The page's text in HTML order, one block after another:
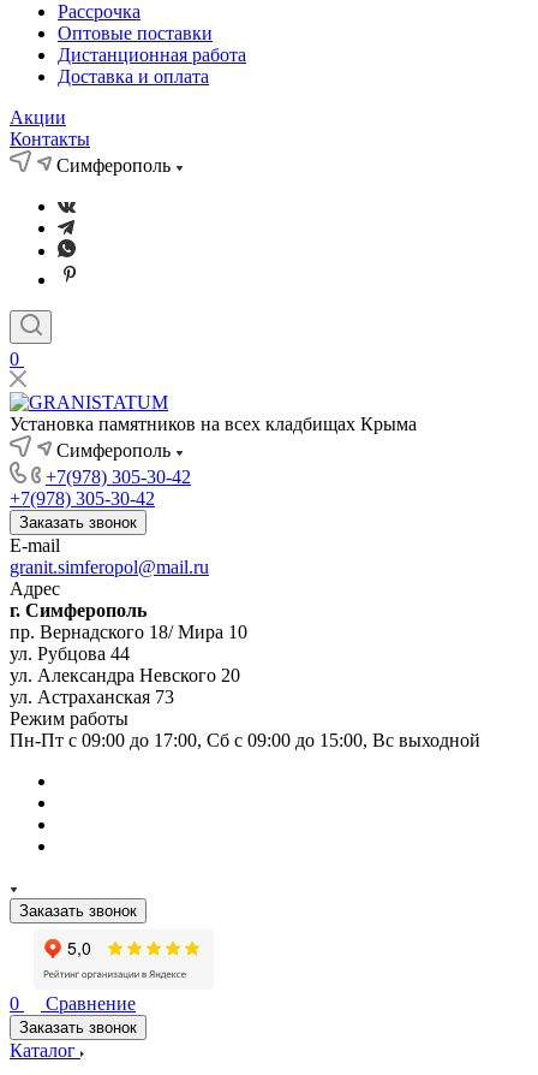
Рассрочка
Оптовые поставки
Дистанционная работа
Доставка и оплата
Акции
Контакты
Симферополь
0
Установка памятников на всех кладбищах Крыма
Симферополь
+7(978) 305-30-42
+7(978) 305-30-42
Заказать звонок
E-mail
granit.simferopol@mail.ru
Адрес
г. Симферополь
пр. Вернадского 18/ Мира 10
ул. Рубцова 44
ул. Александра Невского 20
ул. Астраханская 73
Режим работы
Пн-Пт с 09:00 до 17:00, Сб с 09:00 до 15:00, Вс выходной
Заказать звонок
0 Сравнение
Заказать звонок
Каталог